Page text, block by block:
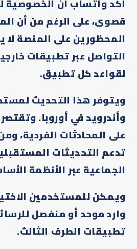
أكد واتساب أن الخصوصية
قصوى، على الرغم من أن
المحظورين على المنصة لا
التواصل عبر تطبيقات
لقواعد كل تطبيق.
وأندرويد في أوروبا.
على المحادثات الفردية،
تدعم التحديثات
الجماعية عبر الأنظمة
ويمكن للمستخدمين
وارد موحد أو منفصل
تطبيقات الطرف الثالث.